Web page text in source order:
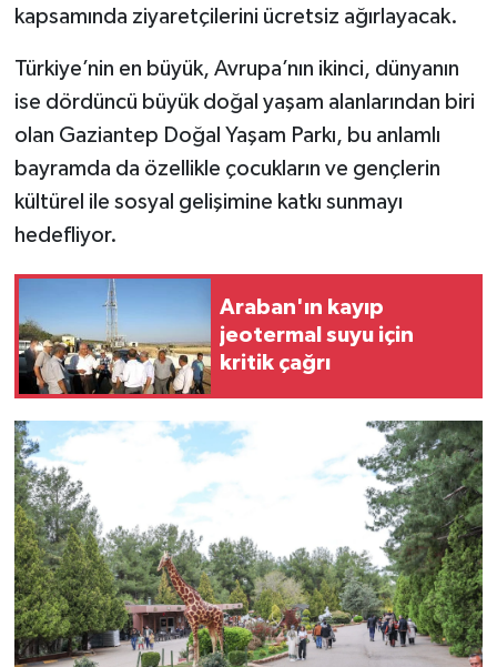
kapsamında ziyaretçilerini ücretsiz ağırlayacak.
Türkiye’nin en büyük, Avrupa’nın ikinci, dünyanın
ise dördüncü büyük doğal yaşam alanlarından biri
olan Gaziantep Doğal Yaşam Parkı, bu anlamlı
bayramda da özellikle çocukların ve gençlerin
kültürel ile sosyal gelişimine katkı sunmayı
hedefliyor.
Araban'ın kayıp
jeotermal suyu için
kritik çağrı
Türkiye
Video Haber
Yaşam
Yeme-İçme
Yemek